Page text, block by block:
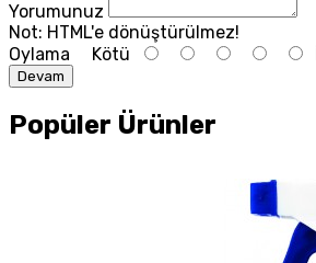
Yorumunuz
Not: HTML'e dönüştürülmez!
Oylama Kötü
Devam
Popüler Ürünler